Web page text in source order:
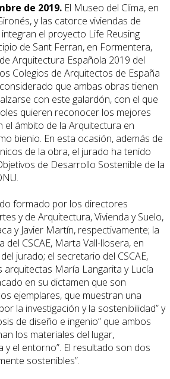
de 2019. El Museo del Clima, en
y las catorce viviendas de
el proyecto Life Reusing
de Sant Ferran, en Formentera,
Arquitectura Española 2019 del
Colegios de Arquitectos de España
considerado que ambas obras tienen
con este galardón, con el que
quieren reconocer los mejores
ámbito de la Arquitectura en
bienio. En esta ocasión, además de
de la obra, el jurado ha tenido
de Desarrollo Sostenible de la
formado por los directores
y de Arquitectura, Vivienda y Suelo,
y Javier Martín, respectivamente; la
CSCAE, Marta Vall-llosera, en
jurado; el secretario del CSCAE,
arquitectas María Langarita y Lucía
en su dictamen que son
ejemplares, que muestran una
la investigación y la sostenibilidad” y
de diseño e ingenio” que ambos
los materiales del lugar,
y el entorno”. El resultado son dos
sostenibles”.